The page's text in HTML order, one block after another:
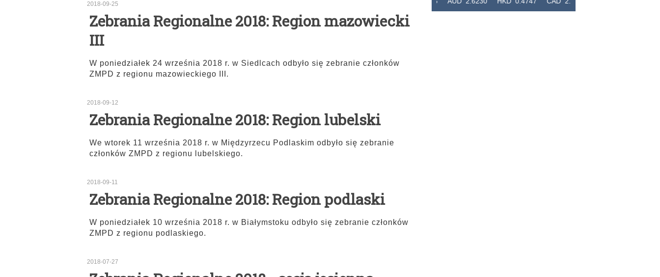
2018-09-25
Zebrania Regionalne 2018: Region mazowiecki
III
W poniedziałek 24 września 2018 r. w Siedlcach odbyło się zebranie członków
ZMPD z regionu mazowieckiego III.
2018-09-12
Zebrania Regionalne 2018: Region lubelski
We wtorek 11 września 2018 r. w Międzyrzecu Podlaskim odbyło się zebranie
członków ZMPD z regionu lubelskiego.
2018-09-11
Zebrania Regionalne 2018: Region podlaski
W poniedziałek 10 września 2018 r. w Białymstoku odbyło się zebranie członków
ZMPD z regionu podlaskiego.
2018-07-27